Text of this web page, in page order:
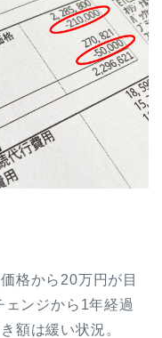
格から20万円が目
ンジから1年経過
額は緩い状況。